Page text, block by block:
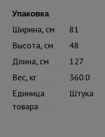
Упаковка
Ширина, см
81
Высота, см
48
Длина, см
127
Вес, кг
360.0
Единица
товара
Штука